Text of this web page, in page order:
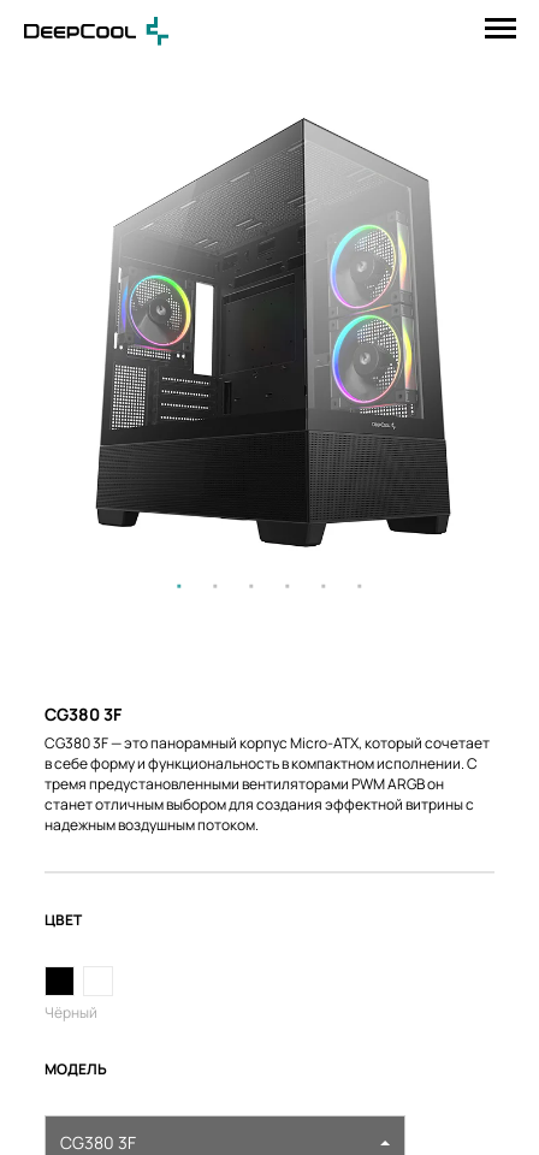
CG380 3F
CG380 3F — это панорамный корпус Micro-ATX, который сочетает
в себе форму и функциональность в компактном исполнении. С
тремя предустановленными вентиляторами PWM ARGB он
станет отличным выбором для создания эффектной витрины с
надежным воздушным потоком.
ЦВЕТ
Чёрный
МОДЕЛЬ
CG380 3F